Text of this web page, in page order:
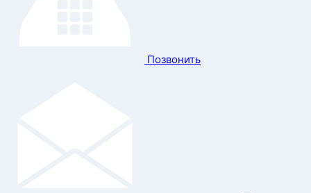
Позвонить